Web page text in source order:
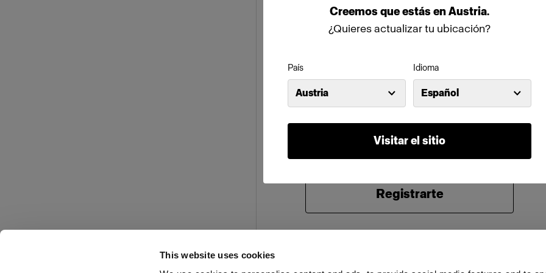
This website uses cookies
Creemos queestás enAustria.
¿Quieres actualizar tu ubicación?
País
Austria
Idioma
Español
Visitar el sitio
Contraseña
Recordarme ¿Has olvidado tu contraseña?
¿Eres nuevo en Profoto?
Registrarte